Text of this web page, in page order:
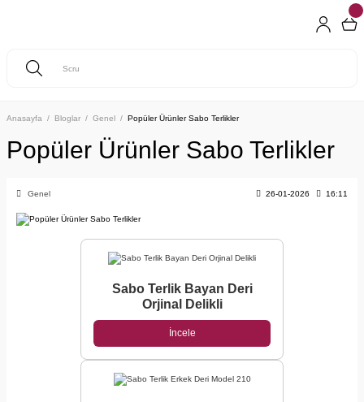
Anasayfa Bloglar Genel Popüler Ürünler Sabo Terlikler
Popüler Ürünler Sabo Terlikler
Genel 26-01-2026 16:11
Sabo Terlik Bayan Deri
Orjinal Delikli
İncele